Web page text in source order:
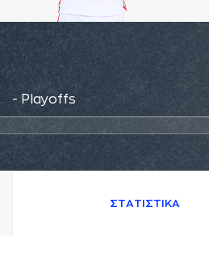
- Playoffs
ΣΤAΤΙΣΤΙΚA